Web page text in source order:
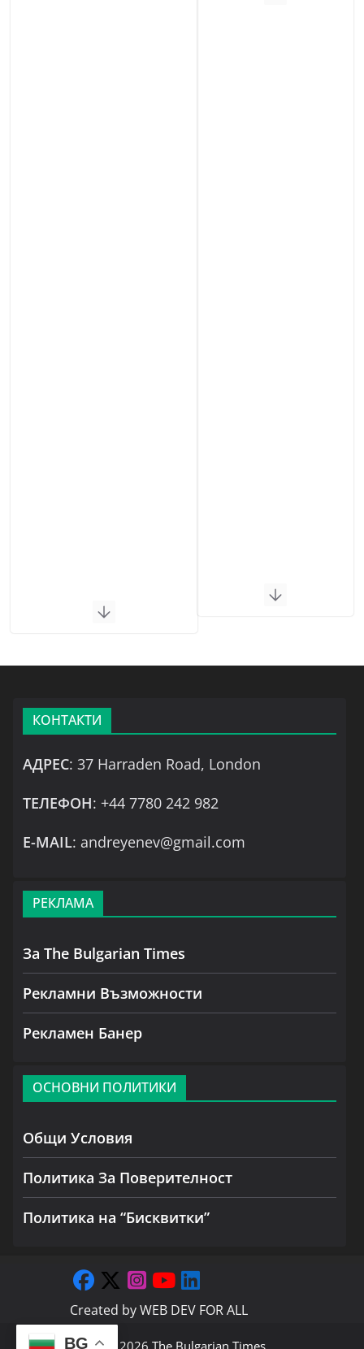
КОНТАКТИ
АДРЕС: 37 Harraden Road, London
ТЕЛЕФОН: +44 7780 242 982
Е-MAIL: andreyenev@gmail.com
РЕКЛАМА
За The Bulgarian Times
Рекламни Възможности
Рекламен Банер
ОСНОВНИ ПОЛИТИКИ
Общи Условия
Политика За Поверителност
Политика на “Бисквитки”
Created byWEB DEV FOR ALL
Copyright © 2026 The Bulgarian Times
BG